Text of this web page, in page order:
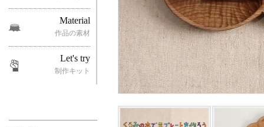
Material
作品の素材
Let's try
制作キット